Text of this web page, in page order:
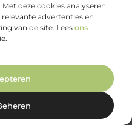
deze cookies analyseren
advertenties en
van de site. Lees ons
en geschiedenis, trekt
en
Deventer zo